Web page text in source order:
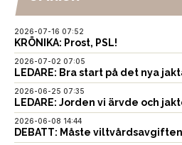
2026-07-16 07:52
KRÖNIKA: Prost, PSL!
2026-07-02 07:05
LEDARE: Bra start på det nya
2026-06-25 07:35
LEDARE: Jorden vi ärvde och
2026-06-08 14:44
DEBATT: Måste